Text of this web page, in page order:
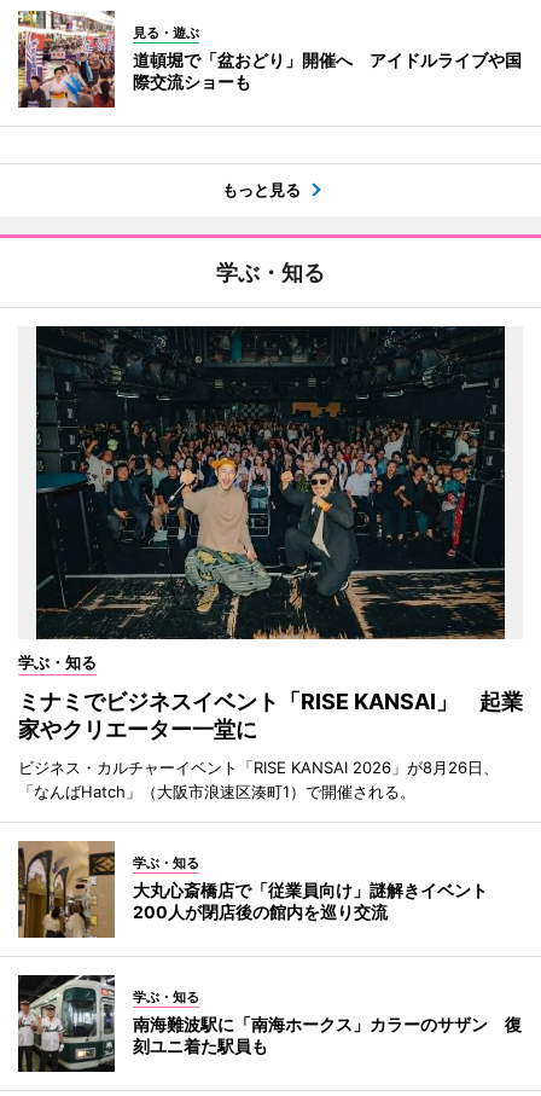
見る・遊ぶ
道頓堀で「盆おどり」開催へ アイドルライブや国
際交流ショーも
もっと見る
学ぶ・知る
学ぶ・知る
ミナミでビジネスイベント「RISE KANSAI」 起業
家やクリエーター一堂に
ビジネス・カルチャーイベント「RISE KANSAI 2026」が8月26日、
「なんばHatch」（大阪市浪速区湊町1）で開催される。
学ぶ・知る
大丸心斎橋店で「従業員向け」謎解きイベント
200人が閉店後の館内を巡り交流
学ぶ・知る
南海難波駅に「南海ホークス」カラーのサザン 復
刻ユニ着た駅員も